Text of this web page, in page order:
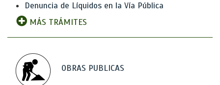
Denuncia de Líquidos en la Vía Pública
MÁS TRÁMITES
OBRAS PUBLICAS